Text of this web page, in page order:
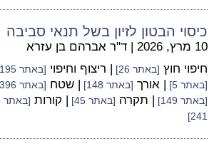
כיסוי הבטון לזיון בשל תנאי סביבה
10 מרץ, 2026 | ד"ר אברהם בן עזרא
חיפוי חוץ [באתר 26] | ריצוף וחיפוי [באתר 195]
[באתר 5] | אורך [באתר 148] | שטח [באתר 396]
[באתר 149] | תקרה [באתר 45] | קורות [באתר 316]
241]